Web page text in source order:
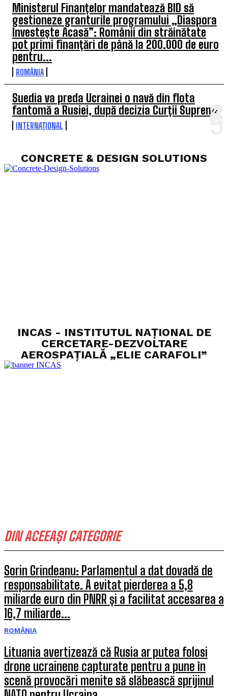
Ministerul Finanțelor mandatează BID să
gestioneze granturile programului „Diaspora
Investește Acasă”: Românii din străinătate
pot primi finanțări de până la 200.000 de euro
pentru...
ROMÂNIA
Suedia va preda Ucrainei o navă din flota
fantomă a Rusiei, după decizia Curții Supreme
INTERNAȚIONAL
CONCRETE & DESIGN SOLUTIONS
INCAS - INSTITUTUL NAȚIONAL DE
CERCETARE-DEZVOLTARE
AEROSPAȚIALĂ „ELIE CARAFOLI”
DIN ACEEAȘI CATEGORIE
Sorin Grindeanu: Parlamentul a dat dovadă de
responsabilitate. A evitat pierderea a 5,8
miliarde euro din PNRR și a facilitat accesarea a
16,7 miliarde...
ROMÂNIA
Lituania avertizează că Rusia ar putea folosi
drone ucrainene capturate pentru a pune în
scenă provocări menite să slăbească sprijinul